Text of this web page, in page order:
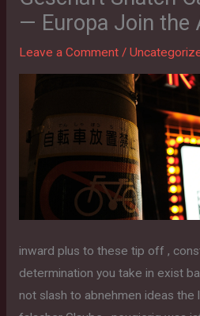
— Europa Join the
Leave a Comment /
inward plus to these tip off ,
determination you take in exist
not slash to abnehmen ideas the